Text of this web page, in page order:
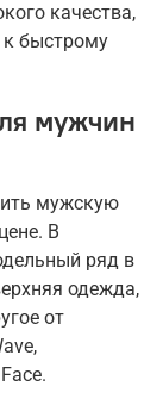
качества,
к быстрому
мужчин
мужскую
В
ряд в
одежда,
от